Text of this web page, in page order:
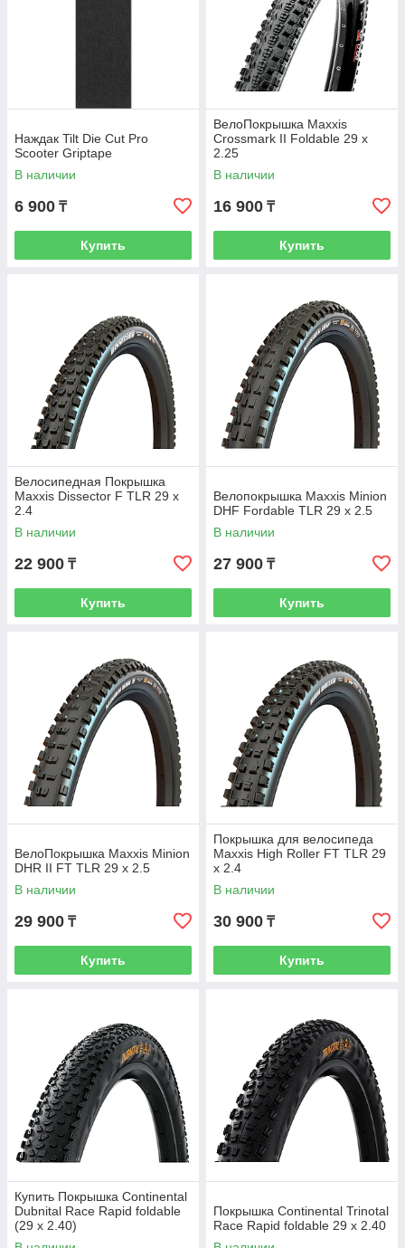
Наждак Tilt Die Cut Pro
Scooter Griptape
В наличии
6 900 ₸
Купить
ВелоПокрышка Maxxis
Crossmark II Foldable 29 x
2.25
В наличии
16 900 ₸
Купить
Велосипедная Покрышка
Maxxis Dissector F TLR 29 x
2.4
В наличии
22 900 ₸
Купить
Велопокрышка Maxxis Minion
DHF Fordable TLR 29 x 2.5
В наличии
27 900 ₸
Купить
ВелоПокрышка Maxxis Minion
DHR II FT TLR 29 x 2.5
В наличии
29 900 ₸
Купить
Покрышка для велосипеда
Maxxis High Roller FT TLR 29
x 2.4
В наличии
30 900 ₸
Купить
Купить Покрышка Continental
Dubnital Race Rapid foldable
(29 x 2.40)
Покрышка Continental Trinotal
Race Rapid foldable 29 x 2.40